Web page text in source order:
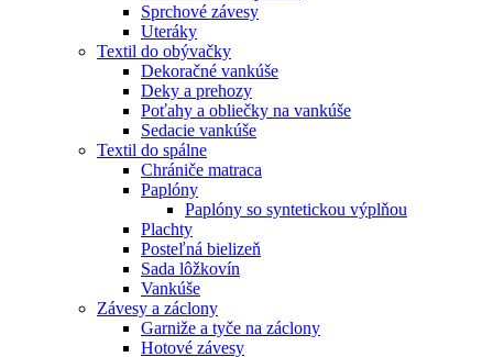
Sprchové závesy
Uteráky
Textil do obývačky
Dekoračné vankúše
Deky a prehozy
Poťahy a obliečky na vankúše
Sedacie vankúše
Textil do spálne
Chrániče matraca
Paplóny
Paplóny so syntetickou výplňou
Plachty
Posteľná bielizeň
Sada lôžkovín
Vankúše
Závesy a záclony
Garniže a tyče na záclony
Hotové závesy